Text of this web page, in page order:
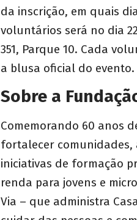
da inscrição, em quais
voluntários será no dia
351, Parque 10. Cada
a blusa oficial do evento.
Sobre a
Comemorando 60 anos
fortalecer comunidades,
iniciativas de formação
renda para jovens e
Via – que administra